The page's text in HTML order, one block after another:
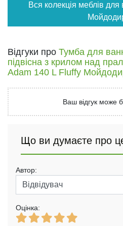
Вся колекція меблів для
Відгуки про Тумба для
підвісна з крилом над
Adam 140 L Fluffy
Ваш відгук може
Що ви думаєте про
Автор:
Оцінка: